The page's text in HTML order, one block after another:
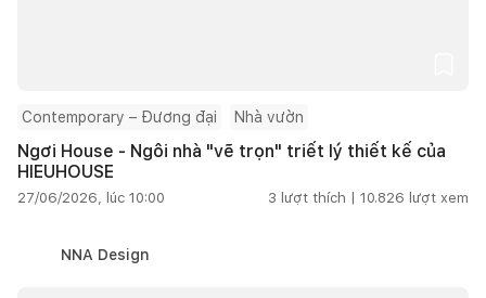
Contemporary – Đương đại Nhà vườn
Ngơi House - Ngôi nhà "vẽ trọn" triết lý thiết kế của
HIEUHOUSE
27/06/2026, lúc 10:00 3 lượt thích | 10.826 lượt xem
NNA Design